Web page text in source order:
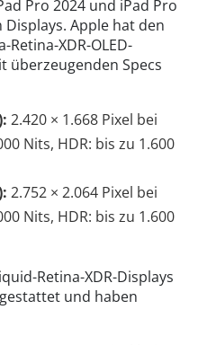
Pro 2024 und iPad Pro
Apple hat den
XDR-OLED-
überzeugenden Specs
2.420 × 1.668 Pixel bei
Nits, HDR: bis zu 1.600
2.752 × 2.064 Pixel bei
Nits, HDR: bis zu 1.600
Retina-XDR-Displays
und haben